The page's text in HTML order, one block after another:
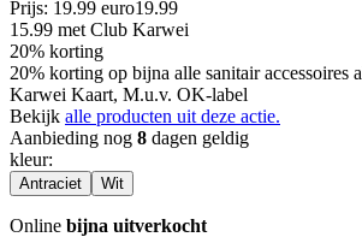
Prijs: 19.99 euro19.99
15.99 met Club Karwei
20% korting
20% korting op bijna alle sanitair accessoires
Karwei Kaart, M.u.v. OK-label
Bekijk alle producten uit deze actie.
Aanbieding nog 8 dagen geldig
kleur:
Antraciet Wit
Online bijna uitverkocht